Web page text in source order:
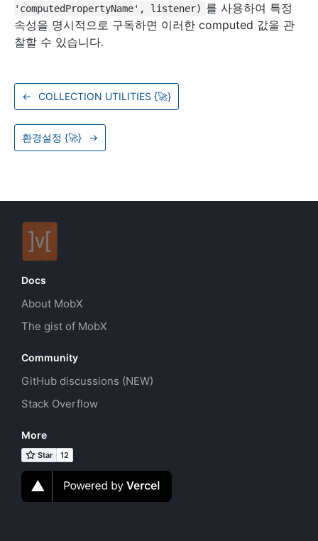
'computedPropertyName', listener) 를 사용하여 특정
속성을 명시적으로 구독하면 이러한 computed 값을 관
찰할 수 있습니다.
← COLLECTION UTILITIES {🚀}
환경설정 {🚀} →
Docs
About MobX
The gist of MobX
Community
GitHub discussions (NEW)
Stack Overflow
More